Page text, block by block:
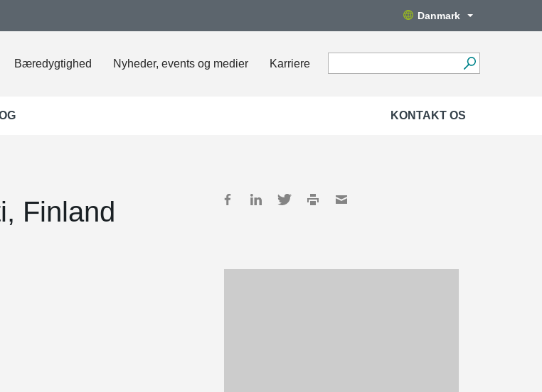
Danmark
Bæredygtighed Nyheder, events og medier Karriere
KONTAKT OS
Finland